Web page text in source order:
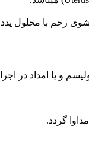
رحم با محلول
و یا امداد در
گردد.